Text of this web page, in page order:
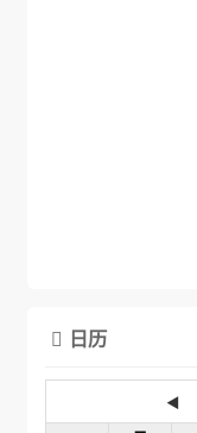
 日历
◄